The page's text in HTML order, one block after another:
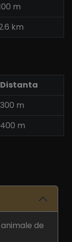
m
km
Distanta
300 m
400 m
de